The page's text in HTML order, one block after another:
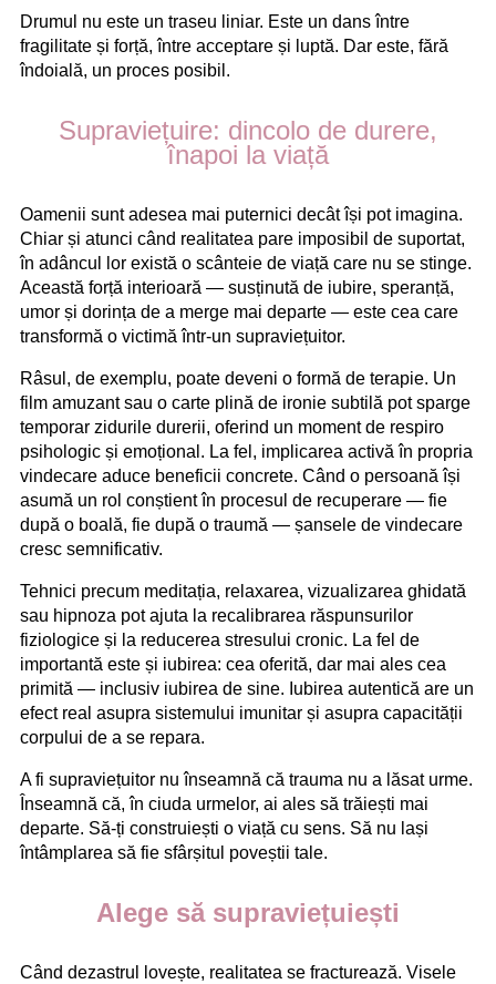
Drumul nu este un traseu liniar. Este un dans între
fragilitate și forță, între acceptare și luptă. Dar este, fără
îndoială, un proces posibil.
Supraviețuire: dincolo de durere,
înapoi la viață
Oamenii sunt adesea mai puternici decât își pot imagina.
Chiar și atunci când realitatea pare imposibil de suportat,
în adâncul lor există o scânteie de viață care nu se stinge.
Această forță interioară — susținută de iubire, speranță,
umor și dorința de a merge mai departe — este cea care
transformă o victimă într-un supraviețuitor.
Râsul, de exemplu, poate deveni o formă de terapie. Un
film amuzant sau o carte plină de ironie subtilă pot sparge
temporar zidurile durerii, oferind un moment de respiro
psihologic și emoțional. La fel, implicarea activă în propria
vindecare aduce beneficii concrete. Când o persoană își
asumă un rol conștient în procesul de recuperare — fie
după o boală, fie după o traumă — șansele de vindecare
cresc semnificativ.
Tehnici precum meditația, relaxarea, vizualizarea ghidată
sau hipnoza pot ajuta la recalibrarea răspunsurilor
fiziologice și la reducerea stresului cronic. La fel de
importantă este și iubirea: cea oferită, dar mai ales cea
primită — inclusiv iubirea de sine. Iubirea autentică are un
efect real asupra sistemului imunitar și asupra capacității
corpului de a se repara.
A fi supraviețuitor nu înseamnă că trauma nu a lăsat urme.
Înseamnă că, în ciuda urmelor, ai ales să trăiești mai
departe. Să-ți construiești o viață cu sens. Să nu lași
întâmplarea să fie sfârșitul poveștii tale.
Alege să supraviețuiești
Când dezastrul lovește, realitatea se fracturează. Visele